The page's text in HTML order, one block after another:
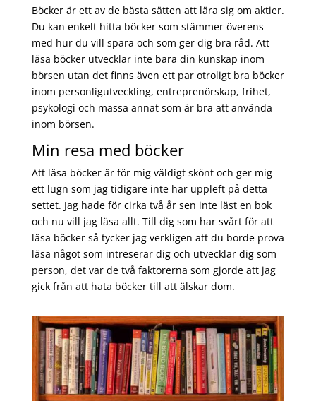
Böcker är ett av de bästa sätten att lära sig om aktier.
Du kan enkelt hitta böcker som stämmer överens
med hur du vill spara och som ger dig bra råd. Att
läsa böcker utvecklar inte bara din kunskap inom
börsen utan det finns även ett par otroligt bra böcker
inom personligutveckling, entreprenörskap, frihet,
psykologi och massa annat som är bra att använda
inom börsen.
Min resa med böcker
Att läsa böcker är för mig väldigt skönt och ger mig
ett lugn som jag tidigare inte har uppleft på detta
settet. Jag hade för cirka två år sen inte läst en bok
och nu vill jag läsa allt. Till dig som har svårt för att
läsa böcker så tycker jag verkligen att du borde prova
läsa något som intreserar dig och utvecklar dig som
person, det var de två faktorerna som gjorde att jag
gick från att hata böcker till att älskar dom.